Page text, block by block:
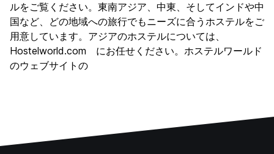
ルをご覧ください。東南アジア、中東、そしてインドや中
国など、どの地域への旅行でもニーズに合うホステルをご
用意しています。アジアのホステルについては、
Hostelworld.com にお任せください。ホステルワールド
のウェブサイトの